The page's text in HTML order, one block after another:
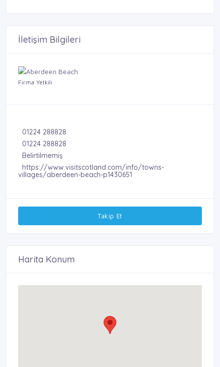
İletişim Bilgileri
Firma Yetkili
01224 288828
01224 288828
Belirtilmemiş
https://www.visitscotland.com/info/towns-
villages/aberdeen-beach-p1430651
Takip Et
Harita Konum